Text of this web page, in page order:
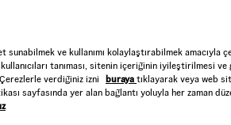
Beden
ve kullanımı kolaylaştırabilmek amacıyla
tanıması, sitenin içeriğinin iyileştirilmesi
verdiğiniz izni
buraya tıklayarak veya web
sayfasında yer alan bağlantı yoluyla her zaman